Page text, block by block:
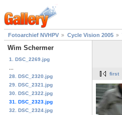
Fotoarchief NVHPV Cycle Vision 2005
Wim Schermer
1. DSC_2269.jpg
28. DSC_2320.jpg
29. DSC_2321.jpg
30. DSC_2322.jpg
31. DSC_2323.jpg
32. DSC_2324.jpg
first